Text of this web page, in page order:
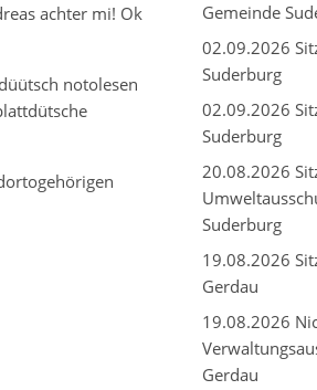
achter mi! Ok
notolesen
Gemeinde
02.09.2026
Suderburg
02.09.2026
Suderburg
20.08.2026
Suderburg
19.08.2026
Gerdau
19.08.2026
Gerdau